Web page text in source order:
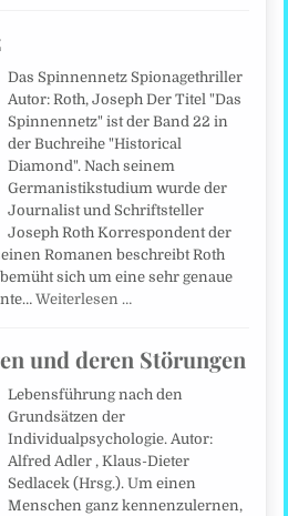
Das Spinnennetz Spionagethriller
Autor: Roth, Joseph Der Titel "Das
Spinnennetz" ist der Band 22 in
der Buchreihe "Historical
Diamond". Nach seinem
Germanistikstudium wurde der
Journalist und Schriftsteller
Joseph Roth Korrespondent der
Romanen beschreibt Roth
sich um eine sehr genaue
Weiterlesen …
und deren Störungen
Lebensführung nach den
Grundsätzen der
Individualpsychologie. Autor:
Alfred Adler , Klaus-Dieter
Sedlacek (Hrsg.). Um einen
Menschen ganz kennenzulernen,